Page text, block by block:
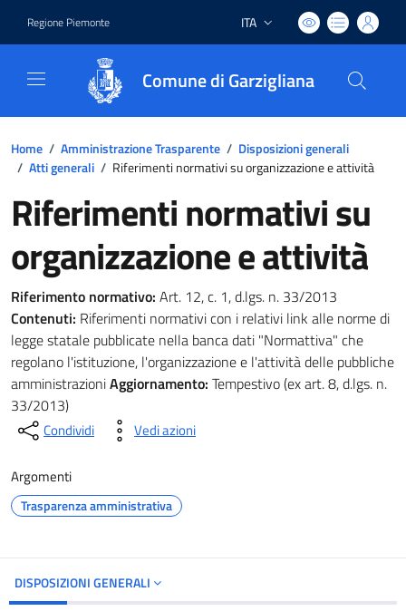
Regione Piemonte Lingua attiva:
ITA
Comune di Garzigliana
Home / Amministrazione Trasparente / Disposizioni generali
/ Atti generali / Riferimenti normativi su organizzazione e attività
Riferimenti normativi su
organizzazione e attività
Riferimento normativo: Art. 12, c. 1, d.lgs. n. 33/2013
Contenuti: Riferimenti normativi con i relativi link alle norme di
legge statale pubblicate nella banca dati "Normattiva" che
regolano l'istituzione, l'organizzazione e l'attività delle pubbliche
amministrazioniAggiornamento: Tempestivo (ex art. 8, d.lgs. n.
33/2013)
Condividi Vedi azioni
Argomenti
Trasparenza amministrativa
DISPOSIZIONI GENERALI